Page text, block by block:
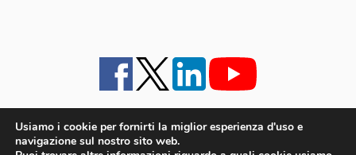
iMagazine · contatti e staff · lavora con noi
Usiamo i cookie per fornirti la miglior esperienza d'uso e
navigazione sul nostro sito web.